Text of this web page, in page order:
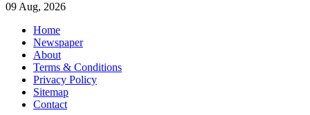
09 Aug, 2026
Home
Newspaper
About
Terms & Conditions
Privacy Policy
Sitemap
Contact